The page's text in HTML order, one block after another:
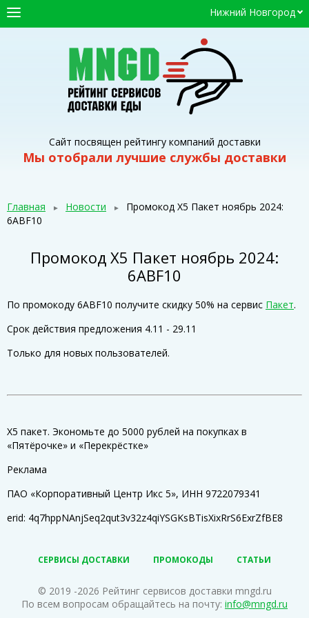
Сайт посвящен рейтингу компаний доставки
Мы отобрали лучшие службы доставки
СЕРВИСЫ ДОСТАВКИ
ПРОМОКОДЫ
СТАТЬИ
Главная Новости
Промокод Х5 Пакет ноябрь 2024:
6ABF10
Промокод Х5 Пакет ноябрь 2024:
6ABF10
По промокоду 6ABF10 получите скидку 50% на сервис Пакет.
Срок действия предложения 4.11 - 29.11
Только для новых пользователей.
Х5 пакет. Экономьте до 5000 рублей на покупках в
«Пятёрочке» и «Перекрёстке»
Реклама
ПАО «Корпоративный Центр Икс 5», ИНН 9722079341
erid: 4q7hppNAnjSeq2qut3v32z4qiYSGKsBTisXixRrS6ExrZfBE8
СЕРВИСЫ ДОСТАВКИ ПРОМОКОДЫ СТАТЬИ
© 2019 -2026 Рейтинг сервисов доставки mngd.ru
По всем вопросам обращайтесь на почту: info@mngd.ru
Нижний Новгород